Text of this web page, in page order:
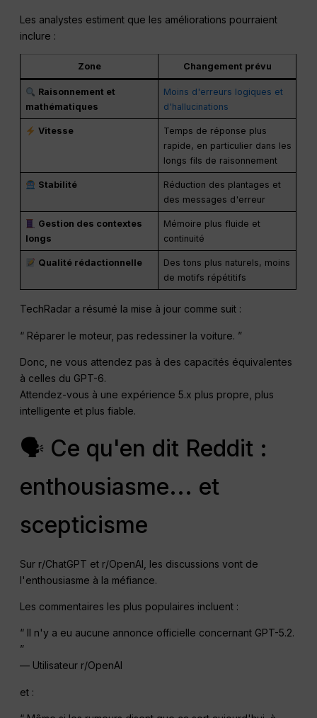
Les analystes estiment que les améliorations pourraient
inclure :
Zone Changement prévu
Raisonnement et
mathématiques
Moins d'erreurs logiques et
d'hallucinations
Vitesse
Temps de réponse plus
rapide, en particulier dans les
longs fils de raisonnement
Stabilité
Réduction des plantages et
des messages d'erreur
Gestion des contextes
longs
Mémoire plus fluide et
continuité
Qualité rédactionnelle
Des tons plus naturels, moins
de motifs répétitifs
TechRadar a résumé la mise à jour comme suit :
“ Réparer le moteur, pas redessiner la voiture. ”
Donc, ne vous attendez pas à des capacités équivalentes
à celles du GPT-6.
Attendez-vous à une expérience 5.x plus propre, plus
intelligente et plus fiable.
🗣 Ce qu'en dit Reddit :
enthousiasme... et
scepticisme
Sur r/ChatGPT et r/OpenAI, les discussions vont de
l'enthousiasme à la méfiance.
Les commentaires les plus populaires incluent :
“ Il n'y a eu aucune annonce officielle concernant GPT-5.2.
”
— Utilisateur r/OpenAI
et :